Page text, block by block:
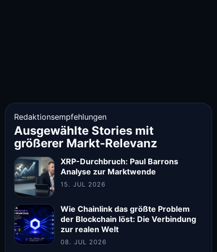
Redaktionsempfehlungen
Ausgewählte Stories mit
größerer Markt-Relevanz
XRP-Durchbruch: Paul Barrons
Analyse zur Marktwende
15. JUL 2026
Wie Chainlink das größte Problem
der Blockchain löst: Die Verbindung
zur realen Welt
08. JUL 2026